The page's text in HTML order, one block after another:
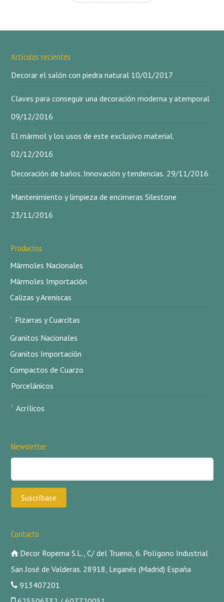
Artículos recientes
Decorar el salón con piedra natural 10/01/2017
Claves para conseguir una decoración moderna y atemporal
09/12/2016
El mármol y los usos de este exclusivo material.
02/12/2016
Decoración de baños. Innovación y tendencias. 29/11/2016
Mantenimiento y limpieza de encimeras Silestone
23/11/2016
Productos
Mármoles Nacionales
Mármoles Importación
Calizas y Areniscas
Pizarras y Cuarcitas
Granitos Nacionales
Granitos Importación
Compactos de Cuarzo
Porcelánicos
Acrílicos
Newsletter
Contacto
Decor Ropema S.L., C/ del Trueno, 6. Polígono Industrial
San José de Valderas. 28918, Leganés (Madrid) España
913407201